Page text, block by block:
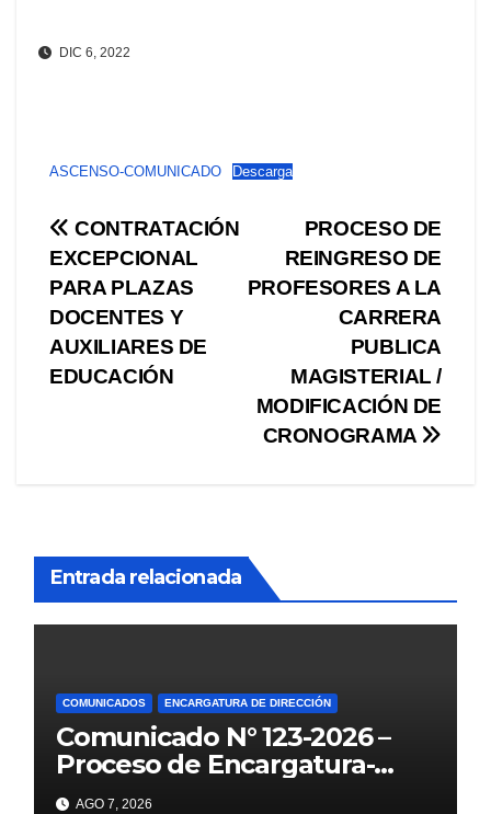
DIC 6, 2022
ASCENSO-COMUNICADO Descarga
Navegación
de
entradas
PROCESO DE
REINGRESO DE
PROFESORES A LA
CARRERA
PUBLICA
MAGISTERIAL /
MODIFICACIÓN DE
CRONOGRAMA
CONTRATACIÓN
EXCEPCIONAL
PARA PLAZAS
DOCENTES Y
AUXILIARES DE
EDUCACIÓN
Entrada relacionada
COMUNICADOS ENCARGATURA DE DIRECCIÓN
Comunicado N° 123-2026 –
Proceso de Encargatura-
2026
AGO 7, 2026